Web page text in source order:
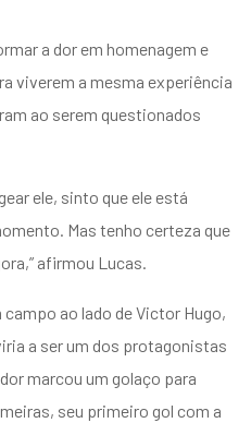
a dor em homenagem e
viverem a mesma experiência
ao serem questionados
ele, sinto que ele está
Mas tenho certeza que
afirmou Lucas.
ao lado de Victor Hugo,
a ser um dos protagonistas
marcou um golaço para
seu primeiro gol com a